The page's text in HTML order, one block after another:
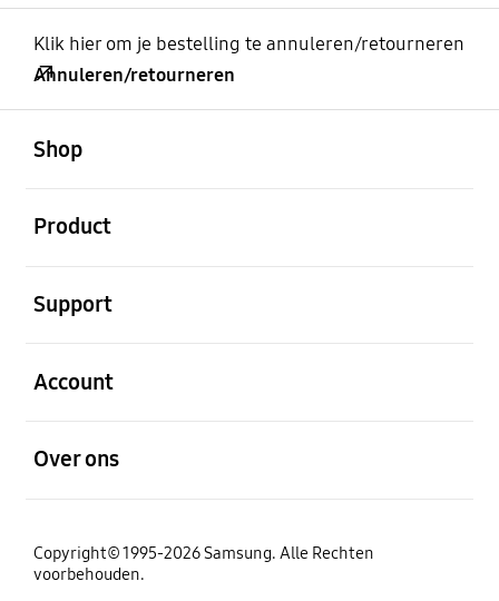
Klik hier om je bestelling te annuleren/retourneren
Annuleren/retourneren
Shop
Product
Support
Account
Over ons
Copyright© 1995-2026 Samsung. Alle Rechten
voorbehouden.